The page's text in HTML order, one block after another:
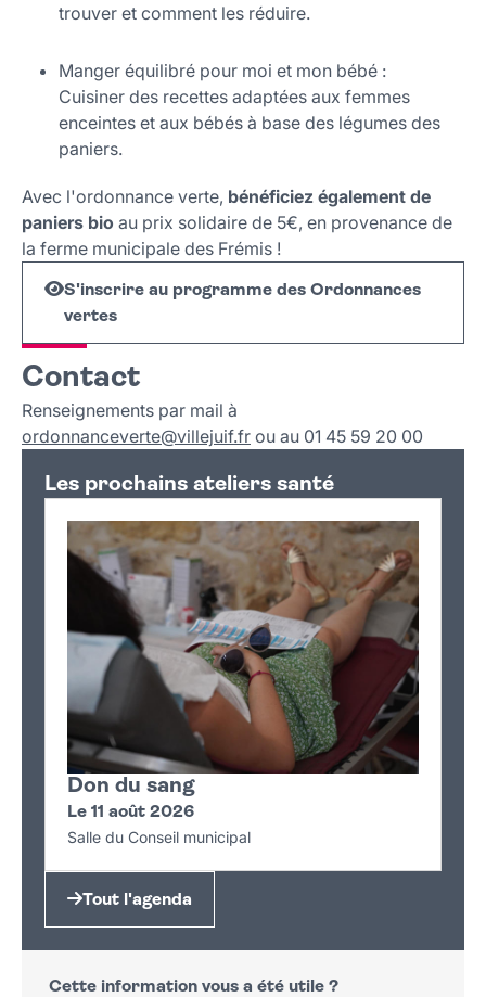
trouver et comment les réduire.
Manger équilibré pour moi et mon bébé :
Cuisiner des recettes adaptées aux femmes
enceintes et aux bébés à base des légumes des
paniers.
Avec l'ordonnance verte, bénéficiez également de
paniers bio au prix solidaire de 5€, en provenance de
la ferme municipale des Frémis !
S'inscrire au programme des Ordonnances
vertes
Contact
Renseignements par mail à
ordonnanceverte@villejuif.fr ou au 01 45 59 20 00
Les prochains ateliers santé
Don du sang
Le 11 août 2026
Salle du Conseil municipal
Tout l'agenda
Cette information vous a été utile ?